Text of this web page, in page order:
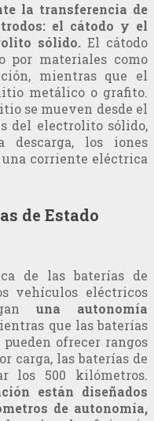
la transferencia de
el cátodo y el
sólido. El cátodo
por materiales como
mientras que el
metálico o grafito.
se mueven desde el
del electrolito sólido,
descarga, los iones
una corriente eléctrica
de Estado
de las baterías de
vehículos eléctricos
una autonomía
que las baterías
ofrecer rangos
carga, las baterías de
los 500 kilómetros.
están diseñados
de autonomía,